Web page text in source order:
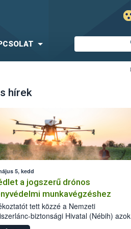
hírek
5, kedd
a jogszerű drónos
munkavégzéshez
tett közzé a Nemzeti
biztonsági Hivatal (Nébih) azok
akik drónnal szeretnének